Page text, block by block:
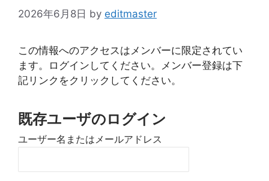
2026年6月8日 by editmaster
この情報へのアクセスはメンバーに限定されてい
ます。ログインしてください。メンバー登録は下
記リンクをクリックしてください。
既存ユーザのログイン
ユーザー名またはメールアドレス